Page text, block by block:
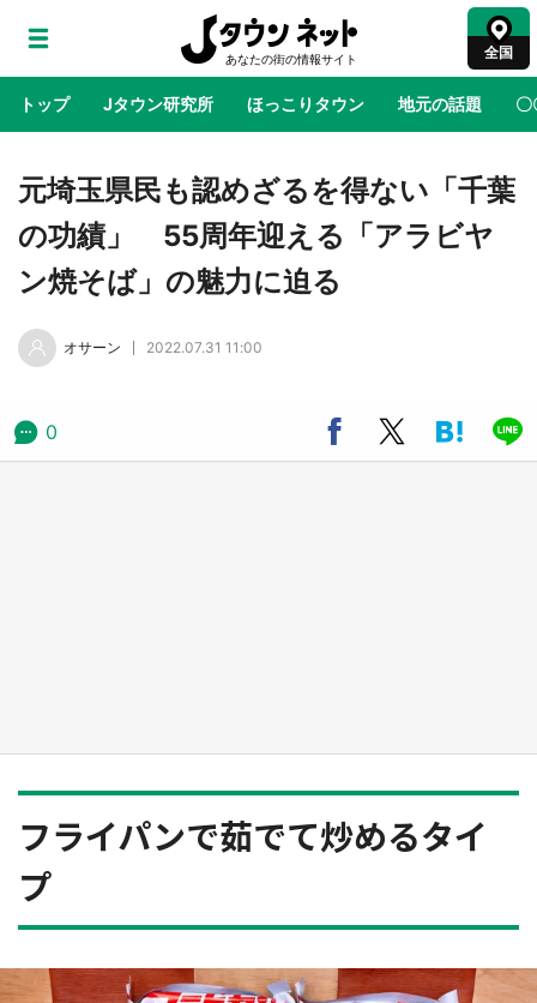
全国
トップ Jタウン研究所 ほっこりタウン 地元の話題 〇
地域×二次元 絶景 あの時はありがとう 物語がはじ
アニメ『はたらく細胞』と神奈川県の3度目コ
ラボ 作品の世界観通じて「小児がん」学べる
元埼玉県民も認めざるを得ない「千葉
の功績」 55周年迎える「アラビヤ
ン焼そば」の魅力に迫る
オサーン 2022.07.31 11:00
0
フライパンで茹でて炒めるタイ
プ